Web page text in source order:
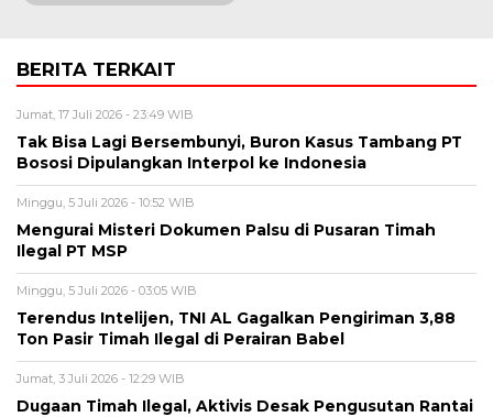
BERITA TERKAIT
Jumat, 17 Juli 2026 - 23:49 WIB
Tak Bisa Lagi Bersembunyi, Buron Kasus Tambang PT
Bososi Dipulangkan Interpol ke Indonesia
Minggu, 5 Juli 2026 - 10:52 WIB
Mengurai Misteri Dokumen Palsu di Pusaran Timah
Ilegal PT MSP
Minggu, 5 Juli 2026 - 03:05 WIB
Terendus Intelijen, TNI AL Gagalkan Pengiriman 3,88
Ton Pasir Timah Ilegal di Perairan Babel
Jumat, 3 Juli 2026 - 12:29 WIB
Dugaan Timah Ilegal, Aktivis Desak Pengusutan Rantai